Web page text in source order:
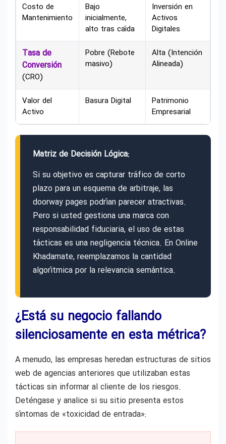
Costo de
Mantenimiento
Bajo
inicialmente,
alto tras caída
Inversión en
Activos
Digitales
Tasa de
Conversión
(CRO)
Pobre (Rebote
masivo)
Alta (Intención
Alineada)
Valor del
Activo
Basura Digital
Patrimonio
Empresarial
Matriz de Decisión Lógica:
Si su objetivo es capturar tráfico de corto
plazo para un esquema de arbitraje, las
doorway pages podrían parecer atractivas.
Pero si usted gestiona una marca con
responsabilidad fiduciaria, el uso de estas
tácticas es una negligencia técnica. En Online
Khadamate, reemplazamos la cantidad
algorítmica por la relevancia semántica.
¿Está su negocio fallando
silenciosamente en esta métrica?
A menudo, las empresas heredan estructuras de sitios
web de agencias anteriores que utilizaban estas
tácticas sin informar al cliente de los riesgos.
Deténgase y analice si su sitio presenta estos
síntomas de «toxicidad de entrada»: